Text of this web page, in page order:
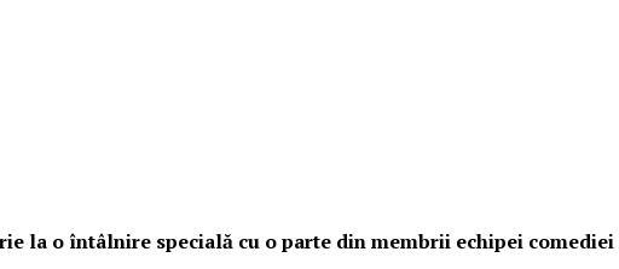
la o întâlnire specială cu o parte din membrii echipei